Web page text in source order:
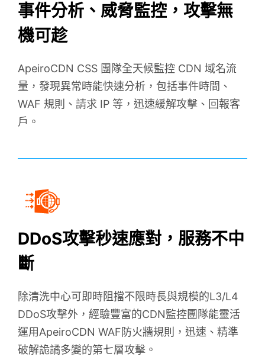
關於我們
網站加速指南
CH EN
事件分析、威脅監控，攻擊無
機可趁
ApeiroCDN CSS 團隊全天候監控 CDN 域名流
量，發現異常時能快速分析，包括事件時間、
WAF 規則、請求 IP 等，迅速緩解攻擊、回報客
戶。
DDoS攻擊秒速應對，服務不中
斷
除清洗中心可即時阻擋不限時長與規模的L3/L4
DDoS攻擊外，經驗豐富的CDN監控團隊能靈活
運用ApeiroCDN WAF防火牆規則，迅速、精準
破解詭譎多變的第七層攻擊。